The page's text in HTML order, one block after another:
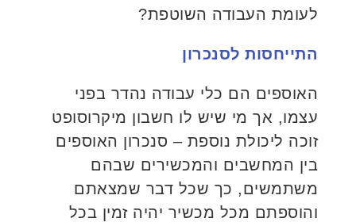
לעומת העבודה השוטפת?
התייחסות לסנכרון
האוספים הם כלי עבודה נהדר בפני
עצמו, אך מי שיש לו חשבון מיקרוסופט
זוכה ליכולת נוספת – סנכרון האוספים
בין המחשבים והמכשירים שבהם
משתמשים, כך שכל דבר שמצאתם
והוספתם מכל מכשיר יהיה זמין בכל